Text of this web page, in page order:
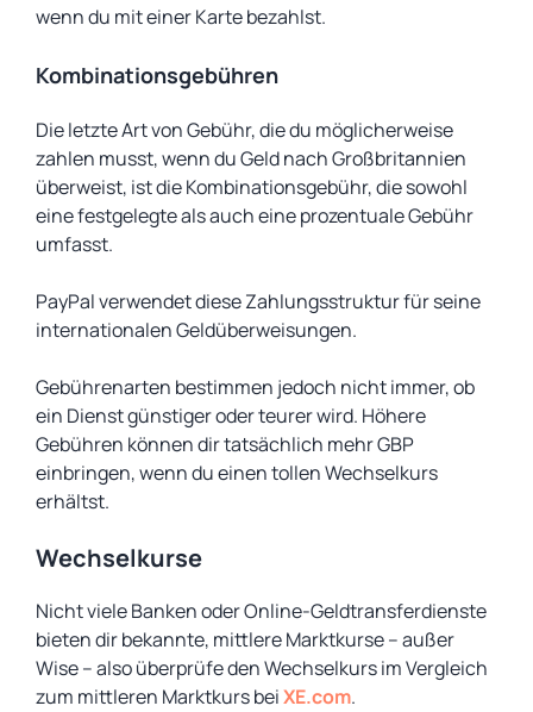
wenn du mit einer Karte bezahlst.
Kombinationsgebühren
Die letzte Art von Gebühr, die du möglicherweise
zahlen musst, wenn du Geld nach Großbritannien
überweist, ist die Kombinationsgebühr, die sowohl
eine festgelegte als auch eine prozentuale Gebühr
umfasst.
PayPal verwendet diese Zahlungsstruktur für seine
internationalen Geldüberweisungen.
Gebührenarten bestimmen jedoch nicht immer, ob
ein Dienst günstiger oder teurer wird. Höhere
Gebühren können dir tatsächlich mehr GBP
einbringen, wenn du einen tollen Wechselkurs
erhältst.
Wechselkurse
Nicht viele Banken oder Online-Geldtransferdienste
bieten dir bekannte, mittlere Marktkurse – außer
Wise – also überprüfe den Wechselkurs im Vergleich
zum mittleren Marktkurs beiXE.com.